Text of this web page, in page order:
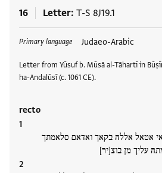
16 Letter T-S 8J19.1
Primary language Judaeo-Arabic
Letter from Yūsuf b. Mūsā al-Tāhartī in
ha-Andalūsī (c. 1061 CE).
recto
אטאל אללה בקאך ואדאם סלאמתך
עליך מן בוצ[יר]
Tags